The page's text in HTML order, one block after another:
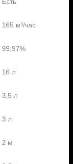
165 м³/час
99,97%
16 л
3,5 л
3 л
2 м